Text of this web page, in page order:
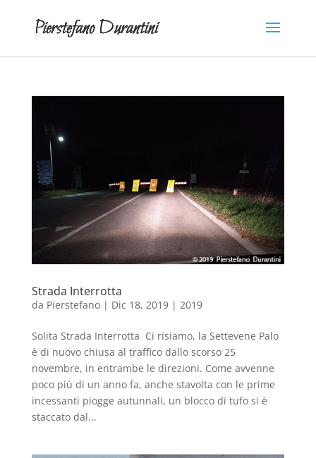
Strada Interrotta
da Pierstefano| Dic 18, 2019| 2019
Solita Strada Interrotta Ci risiamo, la Settevene Palo
è di nuovo chiusa al traffico dallo scorso 25
novembre, in entrambe le direzioni. Come avvenne
poco più di un anno fa, anche stavolta con le prime
incessanti piogge autunnali, un blocco di tufo si è
staccato dal...